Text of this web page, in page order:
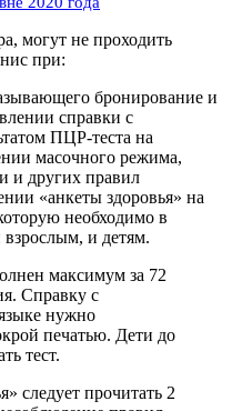
могут не проходить
при:
бронирование и
справки с
ПЦР-теста на
масочного режима,
и других правил
«анкеты здоровья» на
необходимо в
и детям.
максимум за 72
Справку с
нужно
печатью. Дети до
тест.
следует прочитать 2